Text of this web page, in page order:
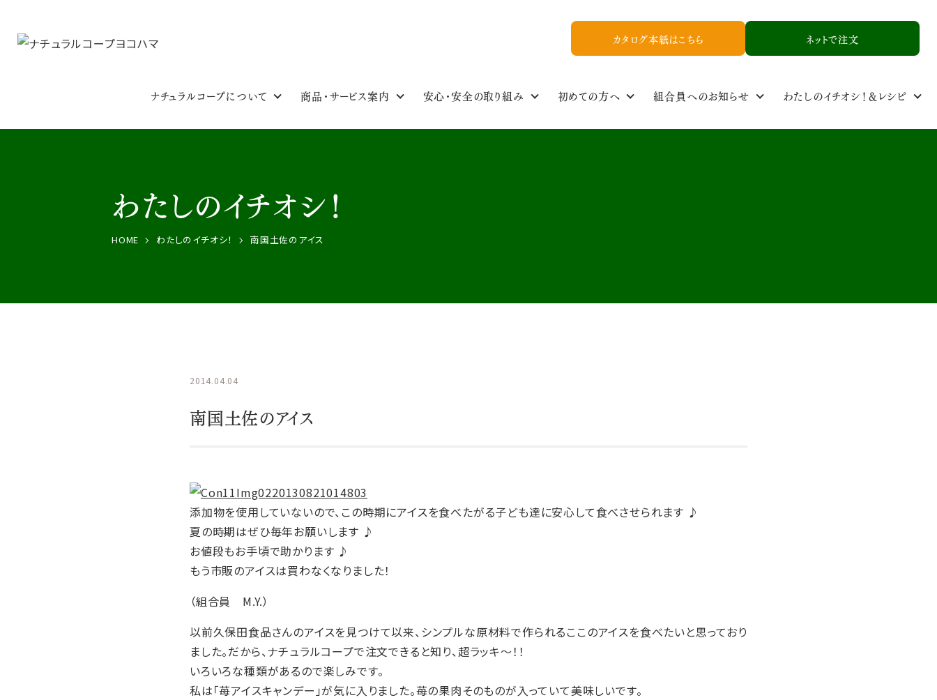
カタログ本紙はこちら ネットで注文
ナチュラルコープについて 商品・サービス案内
教えてかぶりんちゃん【Q&A】
安心・安全の取り組み 初めての方へ 組合員へのお知らせ わたしのイチオシ！＆レシピ
わたしのイチオシ！
HOME わたしのイチオシ！ 南国土佐のアイス
2014.04.04
南国土佐のアイス
添加物を使用していないので、この時期にアイスを食べたがる子ども達に安心して食べさせられます ♪
夏の時期はぜひ毎年お願いします ♪
お値段もお手頃で助かります ♪
もう市販のアイスは買わなくなりました！
（組合員 M.Y.）
以前久保田食品さんのアイスを見つけて以来、シンプルな原材料で作られるここのアイスを食べたいと思っており
ました。だから、ナチュラルコープで注文できると知り、超ラッキ～！！
いろいろな種類があるので楽しみです。
私は「苺アイスキャンデー」が気に入りました。苺の果肉そのものが入っていて美味しいです。